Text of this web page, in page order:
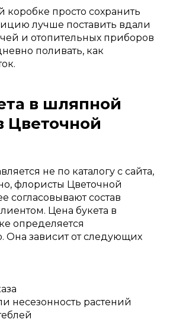
коробке просто сохранить
лучше поставить вдали
и отопительных приборов
поливать, как
в шляпной
Цветочной
не по каталогу с сайта,
флористы Цветочной
согласовывают состав
Цена букета в
определяется
Она зависит от следующих
несезонность растений